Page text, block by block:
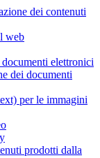
dei contenuti
web
elettronici
dei documenti
per le immagini
prodotti dalla